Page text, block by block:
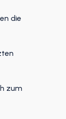
die
zum